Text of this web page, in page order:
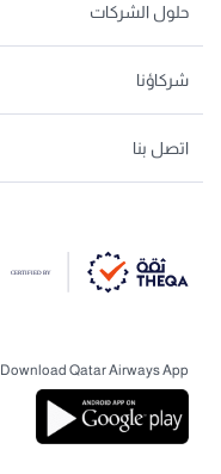
حلول الشركات
شركاؤنا
اتصل بنا
Download Qatar Airways App